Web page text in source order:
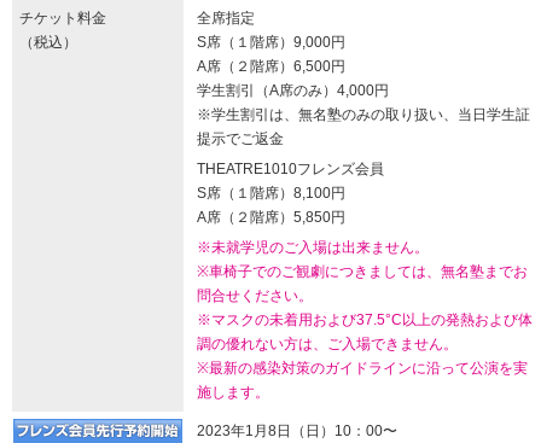
チケット料金
（税込）
全席指定
S席（１階席）9,000円
A席（２階席）6,500円
学生割引（A席のみ）4,000円
※学生割引は、無名塾のみの取り扱い、当日学生証
提示でご返金
THEATRE1010フレンズ会員
S席（１階席）8,100円
A席（２階席）5,850円
※未就学児のご入場は出来ません。
※車椅子でのご観劇につきましては、無名塾までお
問合せください。
※マスクの未着用および37.5°C以上の発熱および体
調の優れない方は、ご入場できません。
※最新の感染対策のガイドラインに沿って公演を実
施します。
2023年1月8日（日）10：00〜